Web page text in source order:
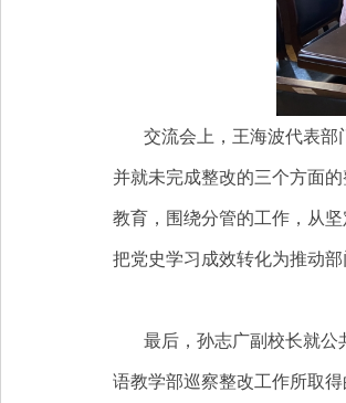
交流会上，王海波代表
并就未完成整改的三个方面
教育，围绕分管的工作，从
把党史学习成效转化为推动
最后，孙志广副校长就
语教学部巡察整改工作所取